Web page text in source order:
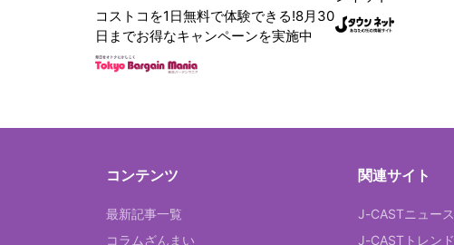
コストコを1日無料で体験できる!8月30
日までお得なキャンペーンを実施中
コンテンツ
最新記事一覧
コラムざんまい
関連サイト
J-CASTニュース
J-CASTトレンド